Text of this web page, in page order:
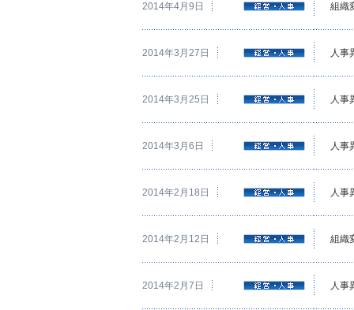
2014年4月9日 組織
2014年3月27日 人事
2014年3月25日 人事
2014年3月6日 人事
2014年2月18日 人事
2014年2月12日 組織
2014年2月7日 人事